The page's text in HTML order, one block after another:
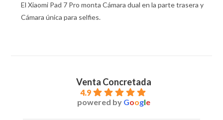
El Xiaomi Pad 7 Pro monta Cámara dual en la parte trasera y
Cámara única para selfies.
Venta Concretada
4.9
powered by Google